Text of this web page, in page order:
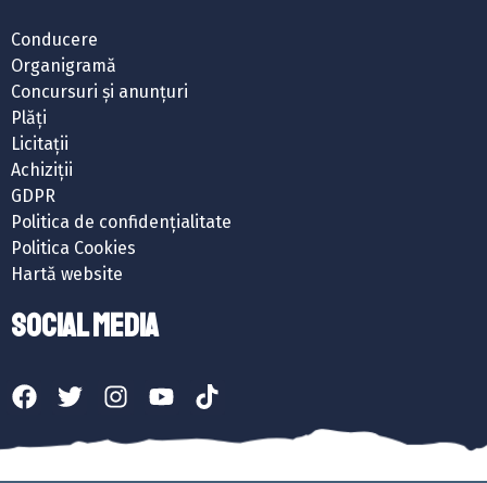
Conducere
Organigramă
Concursuri și anunțuri
Plăți
Licitații
Achiziții
GDPR
Politica de confidențialitate
Politica Cookies
Hartă website
SOCIAL MEDIA